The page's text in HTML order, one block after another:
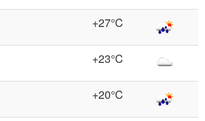
+27°C
+23°C
+20°C